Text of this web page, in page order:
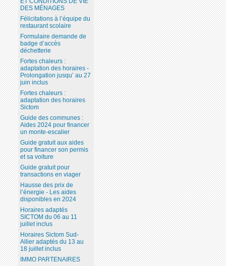
DES MÉNAGES
Félicitations à l’équipe du
restaurant scolaire
Formulaire demande de
badge d’accès
déchetterie
Fortes chaleurs :
adaptation des horaires -
Prolongation jusqu’ au 27
juin inclus
Fortes chaleurs :
adaptation des horaires
Sictom
Guide des communes :
Aides 2024 pour financer
un monte-escalier
Guide gratuit aux aides
pour financer son permis
et sa voiture
Guide gratuit pour
transactions en viager
Hausse des prix de
l’énergie - Les aides
disponibles en 2024
Horaires adaptés
SICTOM du 06 au 11
juillet inclus
Horaires Sictom Sud-
Allier adaptés du 13 au
18 juillet inclus
IMMO PARTENAIRES